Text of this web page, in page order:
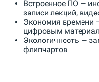
Встроенное ПО —
записи лекций,
Экономия времени
цифровым
Экологичность —
флипчартов